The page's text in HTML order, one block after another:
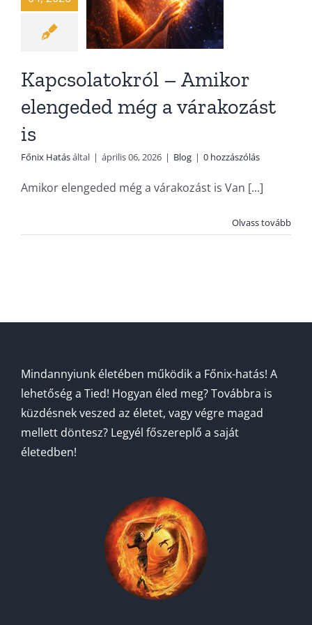
Blog
Kapcsolatokról – Amikor
elengeded még a várakozást
is
Főnix Hatásáltal | április 06, 2026 | Blog | 0 hozzászólás
Amikor elengeded még a várakozást is Van [...]
Olvass tovább
Mindannyiunk életében működik a Főnix-hatás! A
lehetőség a Tied! Hogyan éled meg? Továbbra is
küzdésnek veszed az életet, vagy végre magad
mellett döntesz? Legyél főszereplő a saját
életedben!